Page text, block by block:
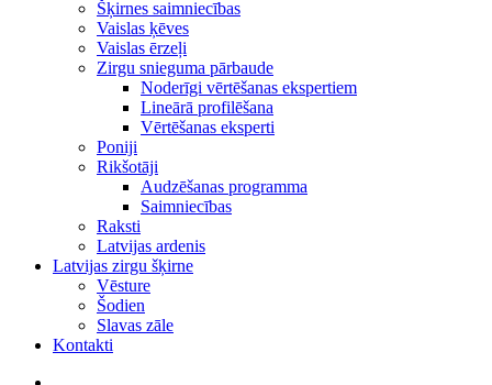
Šķirnes saimniecības
Vaislas ķēves
Vaislas ērzeļi
Zirgu snieguma pārbaude
Noderīgi vērtēšanas ekspertiem
Lineārā profilēšana
Vērtēšanas eksperti
Poniji
Rikšotāji
Audzēšanas programma
Saimniecības
Raksti
Latvijas ardenis
Latvijas zirgu šķirne
Vēsture
Šodien
Slavas zāle
Kontakti